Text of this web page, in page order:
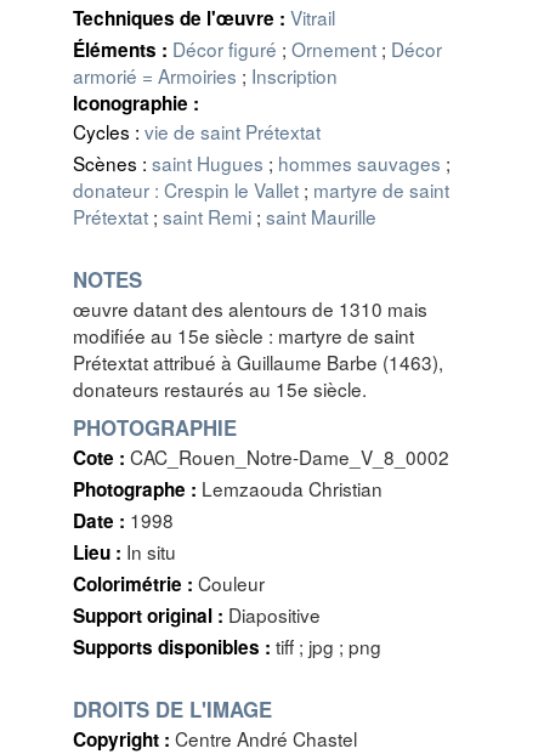
Techniques de l'œuvre : Vitrail
Éléments : Décor figuré ; Ornement ; Décor
armorié = Armoiries ; Inscription
Iconographie :
Cycles : vie de saint Prétextat
Scènes : saint Hugues ; hommes sauvages ;
donateur : Crespin le Vallet ; martyre de saint
Prétextat ; saint Remi ; saint Maurille
NOTES
œuvre datant des alentours de 1310 mais
modifiée au 15e siècle : martyre de saint
Prétextat attribué à Guillaume Barbe (1463),
donateurs restaurés au 15e siècle.
PHOTOGRAPHIE
Cote : CAC_Rouen_Notre-Dame_V_8_0002
Photographe : Lemzaouda Christian
Date : 1998
Lieu : In situ
Colorimétrie : Couleur
Support original : Diapositive
Supports disponibles : tiff ; jpg ; png
DROITS DE L'IMAGE
Copyright : Centre André Chastel